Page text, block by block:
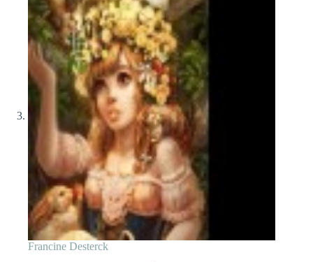
Francine Desterck